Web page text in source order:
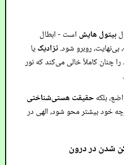
بیتول هایش است - ابطال
، بی‌نهایت، روبرو شود.تزادیکیا
کاملاً خالی می‌کند که نور
بلکهحقیقت هستی‌شناختی
خود بیشتر محو شود، الهی در
شدن در درون